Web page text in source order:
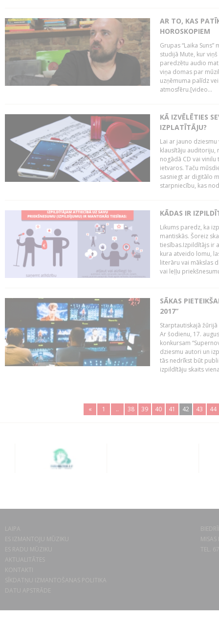
AR TO, KAS
HOROSKOPIEM
Grupas “Laika
studijā Mute, kur
paredzētu audio
viņa domas par
uzņēmuma palīdz
atmosfēru.[video...
KĀ IZVĒLĒTIES
IZPLATĪTĀJU?
Lai ar jauno
klausītāju auditoriju,
nogādā CD vai
ietvaros. Taču
sasniegt ar digitālo
starpniecību, kas
KĀDAS IR
Likums paredz, ka
mantiskās. Šoreiz
tiesības.Izpildītājs ir
kura atveido lomu,
literāru vai mākslas
vai leļļu
SĀKAS
2017”
Starptautiskajā
Ar šodienu, 17.
konkursam
dziesmu autori un
tās nedrīkst būt
izpildītāju skaits
« 1 .. 38 39 40 41 42 43 44
LAIPA
ES IZMANTOJU MŪZIKU
ES RADU MŪZIKU
AKTUALITĀTES
KONTAKTI
SĪKDATŅU IZMANTOŠANAS POLITIKA
DATU APSTRĀDE
TEL.